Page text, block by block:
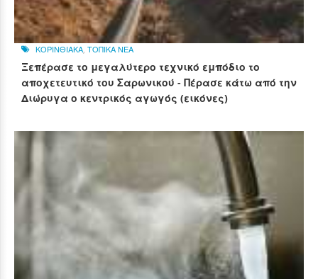
ΚΟΡΙΝΘΙΑΚΑ ΤΟΠΙΚΑ ΝΕΑ
Ξεπέρασε το μεγαλύτερο τεχνικό εμπόδιο το
αποχετευτικό του Σαρωνικού - Πέρασε κάτω από την
Διώρυγα ο κεντρικός αγωγός (εικόνες)